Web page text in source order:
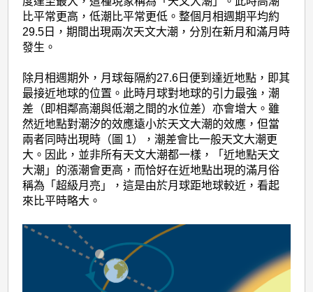
比平常更高，低潮比平常更低。整個月相週期平均約
29.5日，期間出現兩次天文大潮，分別在新月和滿月時
發生。
除月相週期外，月球每隔約27.6日便到達近地點，即其
最接近地球的位置。此時月球對地球的引力最強，潮
差（即相鄰高潮與低潮之間的水位差）亦會增大。雖
然近地點對潮汐的效應遠小於天文大潮的效應，但當
兩者同時出現時（圖 1），潮差會比一般天文大潮更
大。因此，並非所有天文大潮都一樣，「近地點天文
大潮」的漲潮會更高，而恰好在近地點出現的滿月俗
稱為「超級月亮」，這是由於月球距地球較近，看起
來比平時略大。